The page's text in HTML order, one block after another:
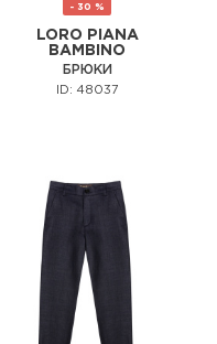
- 30 %
LORO PIANA
BAMBINO
БРЮКИ
ID: 48037